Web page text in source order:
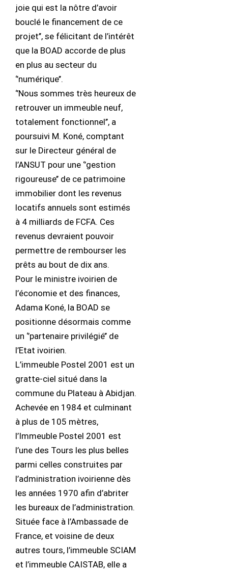
joie qui est la nôtre d’avoir
bouclé le financement de ce
projet’’, se félicitant de l’intérêt
que la BOAD accorde de plus
en plus au secteur du
‘’numérique’’.
‘’Nous sommes très heureux de
retrouver un immeuble neuf,
totalement fonctionnel’’, a
poursuivi M. Koné, comptant
sur le Directeur général de
l’ANSUT pour une ‘’gestion
rigoureuse’’ de ce patrimoine
immobilier dont les revenus
locatifs annuels sont estimés
à 4 milliards de FCFA. Ces
revenus devraient pouvoir
permettre de rembourser les
prêts au bout de dix ans.
Pour le ministre ivoirien de
l’économie et des finances,
Adama Koné, la BOAD se
positionne désormais comme
un ‘’partenaire privilégié’’ de
l’Etat ivoirien.
L’immeuble Postel 2001 est un
gratte-ciel situé dans la
commune du Plateau à Abidjan.
Achevée en 1984 et culminant
à plus de 105 mètres,
l’Immeuble Postel 2001 est
l’une des Tours les plus belles
parmi celles construites par
l’administration ivoirienne dès
les années 1970 afin d’abriter
les bureaux de l’administration.
Située face à l’Ambassade de
France, et voisine de deux
autres tours, l’immeuble SCIAM
et l’immeuble CAISTAB, elle a